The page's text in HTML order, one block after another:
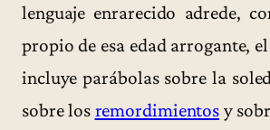
lenguaje enrarecido adrede,
propio de esa edad arrogante,
incluye parábolas sobre la
sobre los remordimientos y